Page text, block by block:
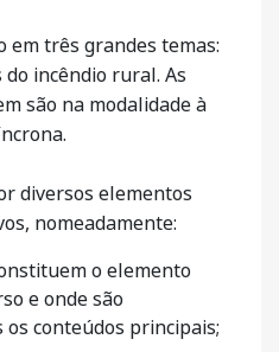
em três grandes temas:
incêndio rural. As
são na modalidade à
diversos elementos
nomeadamente:
o elemento
e onde são
conteúdos principais;